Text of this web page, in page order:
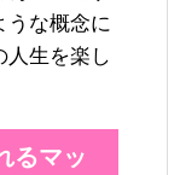
うな概念に
人生を楽し
るマッ